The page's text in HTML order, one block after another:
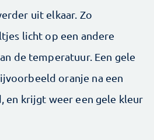
uit elkaar. Zo
licht op een andere
de temperatuur. Een gele
oranje na een
en krijgt weer een gele kleur